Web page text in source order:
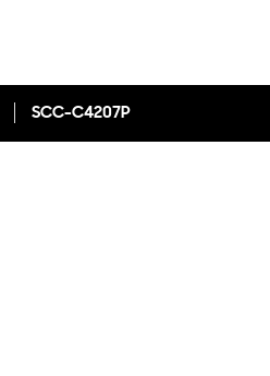
SCC-C4207P